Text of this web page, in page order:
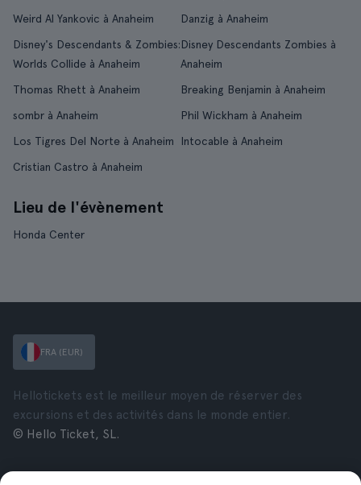
Weird Al Yankovic à Anaheim
Danzig à Anaheim
Disney's Descendants & Zombies:
Worlds Collide à Anaheim
Disney Descendants Zombies à
Anaheim
Thomas Rhett à Anaheim
Breaking Benjamin à Anaheim
sombr à Anaheim
Phil Wickham à Anaheim
Los Tigres Del Norte à Anaheim
Intocable à Anaheim
Cristian Castro à Anaheim
Lieu de l'évènement
Honda Center
FRA (EUR)
Hellotickets est le meilleur moyen de réserver des
excursions et des activités dans le monde entier.
© Hello Ticket, SL.